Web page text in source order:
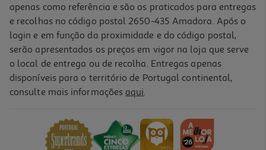
-10%
Livro A Incrível História Da Pera Gigante De J.m. Strid
PVP de editor
15,29 €
apenas como referência e são os praticados para entregas
e recolhas no código postal 2650-435 Amadora. Após o
login e em função da proximidade e do código postal,
serão apresentados os preços em vigor na loja que serve
o local de entrega ou de recolha. Entregas apenas
disponíveis para o território de Portugal continental,
consulte mais informações aqui.